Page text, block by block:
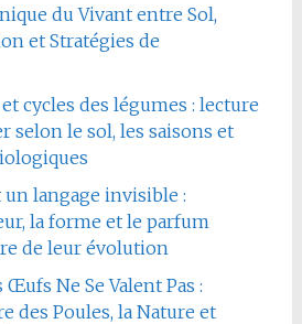
du Vivant entre Sol,
et Stratégies de
cycles des légumes : lecture
selon le sol, les saisons et
langage invisible :
la forme et le parfum
de leur évolution
Ne Se Valent Pas :
des Poules, la Nature et